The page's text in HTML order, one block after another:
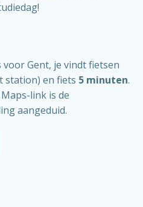
voor Gent, je vindt fietsen
station) en fiets 5 minuten.
link is de
aangeduid.